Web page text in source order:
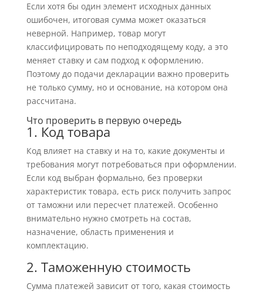
Если хотя бы один элемент исходных данных
ошибочен, итоговая сумма может оказаться
неверной. Например, товар могут
классифицировать по неподходящему коду, а это
меняет ставку и сам подход к оформлению.
Поэтому до подачи декларации важно проверить
не только сумму, но и основание, на котором она
рассчитана.
Что проверить в первую очередь
1. Код товара
Код влияет на ставку и на то, какие документы и
требования могут потребоваться при оформлении.
Если код выбран формально, без проверки
характеристик товара, есть риск получить запрос
от таможни или пересчет платежей. Особенно
внимательно нужно смотреть на состав,
назначение, область применения и
комплектацию.
2. Таможенную стоимость
Сумма платежей зависит от того, какая стоимость